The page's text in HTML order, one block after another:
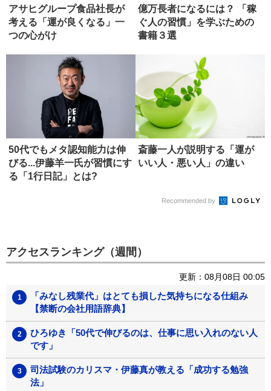
アサヒグループ食品社長が
考える「運が良くなる」一
つの心がけ
億万長者になるには？ 「稼
ぐ人の習慣」を学ぶための
書籍３選
50代でもメタ認知能力は伸
びる...伊藤羊一氏が習慣にす
る「1行日記」とは?
斎藤一人が説明する「運が
いい人・悪い人」の違い
Recommended by
アクセスランキング（週間）
更新：08月08日 00:05
「みなし残業代」はとても損した気持ちになる仕組み
【禁断の会社用語辞典】
ひろゆき「50代で伸びるのは、仕事に思い入れのない人
です」
司法試験のカリスマ・伊藤真が教える「成功する勉強
法」